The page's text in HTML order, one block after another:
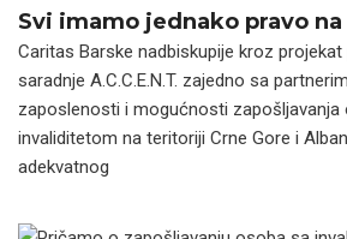
Svi imamo jednako pravo na
Caritas Barske nadbiskupije kroz
saradnje A.C.C.E.N.T. zajedno sa
zaposlenosti i mogućnosti zapošljavanja
invaliditetom na teritoriji Crne Gore i
adekvatnog